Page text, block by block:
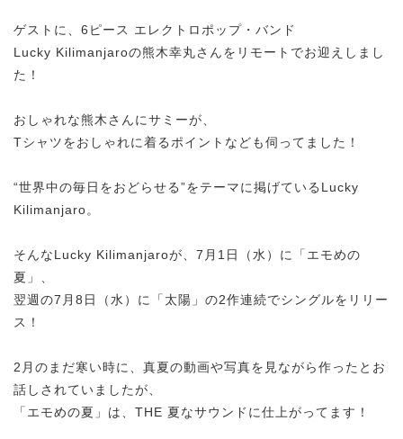
ゲストに、6ピース エレクトロポップ・バンド
Lucky Kilimanjaroの熊木幸丸さんをリモートでお迎えしまし
た！
おしゃれな熊木さんにサミーが、
Tシャツをおしゃれに着るポイントなども伺ってました！
“世界中の毎日をおどらせる”をテーマに掲げているLucky
Kilimanjaro。
そんなLucky Kilimanjaroが、7月1日（水）に「エモめの
夏」、
翌週の7月8日（水）に「太陽」の2作連続でシングルをリリー
ス！
2月のまだ寒い時に、真夏の動画や写真を見ながら作ったとお
話しされていましたが、
「エモめの夏」は、THE 夏なサウンドに仕上がってます！